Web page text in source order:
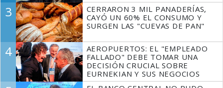
3
CERRARON 3 MIL PANADERÍAS,
CAYÓ UN 60% EL CONSUMO Y
SURGEN LAS "CUEVAS DE PAN"
4
AEROPUERTOS: EL "EMPLEADO
FALLADO" DEBE TOMAR UNA
DECISIÓN CRUCIAL SOBRE
EURNEKIAN Y SUS NEGOCIOS